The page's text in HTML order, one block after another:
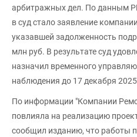
арбитражных дел. По данным
в суд стало заявление
указавшей задолженность
млн руб. В результате суд
назначил временного
наблюдения до 17 декабря 2025
По информации "Компании
повлияла на реализацию
сообщил изданию, что работы